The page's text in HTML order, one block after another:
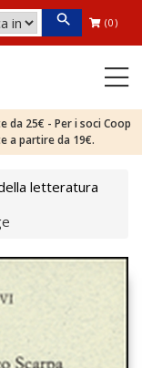
(0)
da 25€ - Per i soci Coop
a partire da 19€.
letteratura